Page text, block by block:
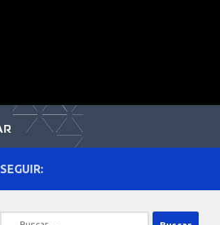
SEGUIR:
Buscar: